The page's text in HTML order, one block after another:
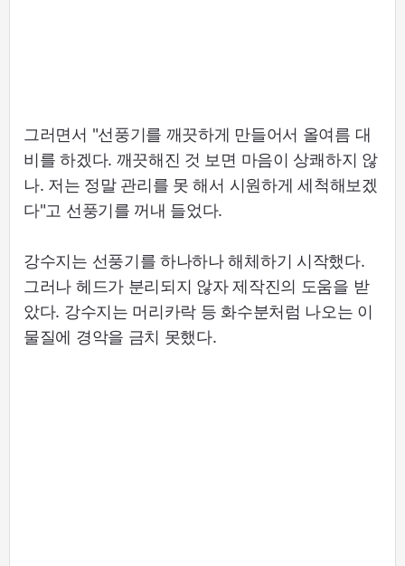
그러면서 "선풍기를 깨끗하게 만들어서 올여름 대
비를 하겠다. 깨끗해진 것 보면 마음이 상쾌하지 않
나. 저는 정말 관리를 못 해서 시원하게 세척해보겠
다"고 선풍기를 꺼내 들었다.
강수지는 선풍기를 하나하나 해체하기 시작했다.
그러나 헤드가 분리되지 않자 제작진의 도움을 받
았다. 강수지는 머리카락 등 화수분처럼 나오는 이
물질에 경악을 금치 못했다.